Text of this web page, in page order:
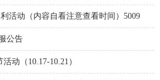
活动（内容自看注意查看时间）5009
公告
动（10.17-10.21）